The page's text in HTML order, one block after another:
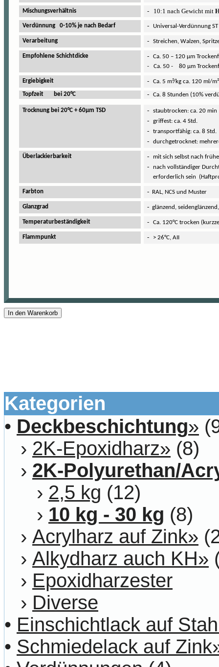
Mischungsverhältnis - 10:1 nach Gewicht mit
Verdünnung 0-10% je nach Bedarf - Universal-Verdünnung
Verarbeitung - Streichen, Walzen,
Empfohlene Schichtdicke -
Ca. 50 – 120 µm
- Ca. 50 - 80 µm
Ergiebigkeit -
Ca. 5 m²/kg ca. 120 ml/
Topfzeit bei 20°C
- Ca. 8 Stunden (10%
Trocknung bei 20°C + 60µm TSD - staubtrocken: ca. 20 min
- griffest: ca. 4 Std.
- transportfähig: ca. 8 Std.
- durchgetrocknet:
Überlackierbarkeit - mit sich selbst nach
-
nach vollständiger
erforderlich sein
Farbton - RAL, NCS und Muster
Glanzgrad - glänzend,
Temperaturbeständigkeit - Ca. 120°C trocken
Flammpunkt - > 26°C, AII
In den Warenkorb
Kategorien
• Deckbeschichtung»
› 2K-Epoxidharz» (8)
› 2K-Polyurethan/
› 2,5 kg (12)
› 10 kg - 30 kg (8)
› Acrylharz auf Zink»
› Alkydharz auch KH»
› Epoxidharzester
› Diverse
• Einschichtlack auf
• Schmiedelack auf